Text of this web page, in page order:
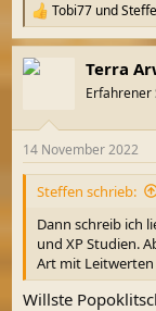
R
e
a
k
e
n
Tobi77 und
Terra
Erfahrener
14 November 2022
Steffen schrieb:
Dann schreib ich
und XP Studien.
Art mit Leitwerten
Willste